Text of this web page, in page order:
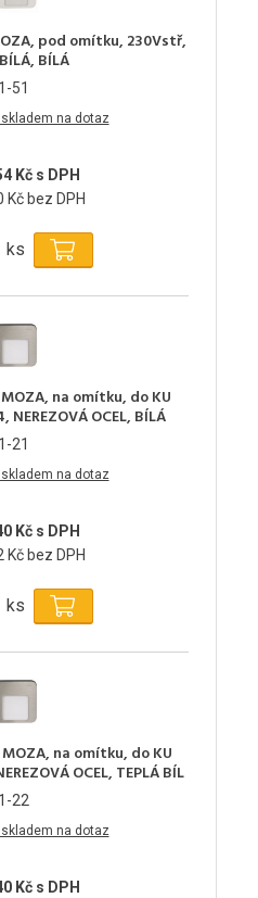
pod omítku, 230Vstř,
BÍLÁ
51
na dotaz
Kč s DPH
Kč bez DPH
ks
MOZA, na omítku, do KU
OCEL, BÍLÁ
21
na dotaz
Kč s DPH
Kč bez DPH
ks
MOZA, na omítku, do KU
OCEL, TEPLÁ BÍL
22
na dotaz
Kč s DPH